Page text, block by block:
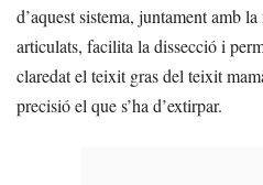
d’aquest sistema, juntament amb
articulats, facilita la dissecció i
claredat el teixit gras del teixit
precisió el que s’ha d’extirpar.